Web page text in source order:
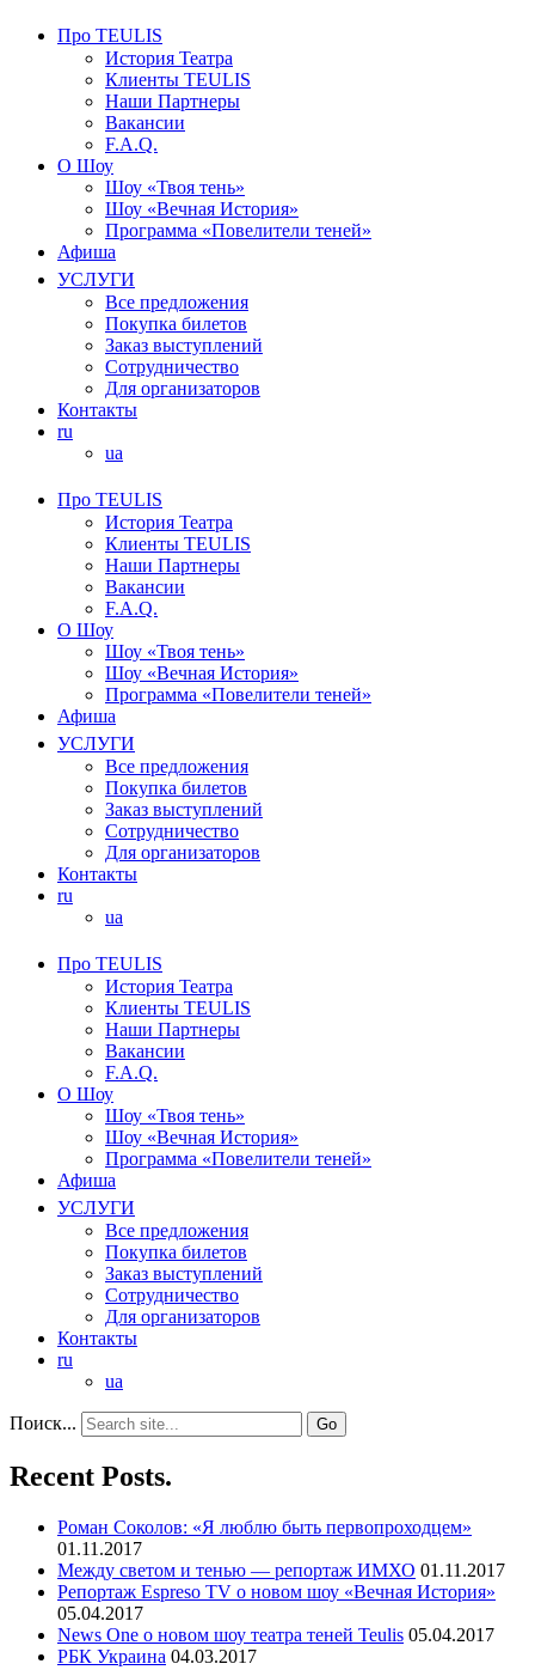
Про TEULIS
История Театра
Клиенты TEULIS
Наши Партнеры
Вакансии
F.A.Q.
О Шоу
Шоу «Твоя тень»
Шоу «Вечная История»
Программа «Повелители теней»
Афиша
УСЛУГИ
Все предложения
Покупка билетов
Заказ выступлений
Сотрудничество
Для организаторов
Контакты
ru
ua
Про TEULIS
История Театра
Клиенты TEULIS
Наши Партнеры
Вакансии
F.A.Q.
О Шоу
Шоу «Твоя тень»
Шоу «Вечная История»
Программа «Повелители теней»
Афиша
УСЛУГИ
Все предложения
Покупка билетов
Заказ выступлений
Сотрудничество
Для организаторов
Контакты
ru
ua
Про TEULIS
История Театра
Клиенты TEULIS
Наши Партнеры
Вакансии
F.A.Q.
О Шоу
Шоу «Твоя тень»
Шоу «Вечная История»
Программа «Повелители теней»
Афиша
УСЛУГИ
Все предложения
Покупка билетов
Заказ выступлений
Сотрудничество
Для организаторов
Контакты
ru
ua
Поиск...
Recent Posts.
Роман Соколов: «Я люблю быть первопроходцем»
01.11.2017
Между светом и тенью — репортаж ИМХО 01.11.2017
Репортаж Espreso TV о новом шоу «Вечная История»
05.04.2017
News One о новом шоу театра теней Teulis 05.04.2017
РБК Украина 04.03.2017